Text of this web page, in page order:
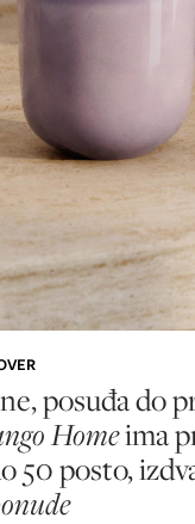
posuđa do
Homeima
50 posto,